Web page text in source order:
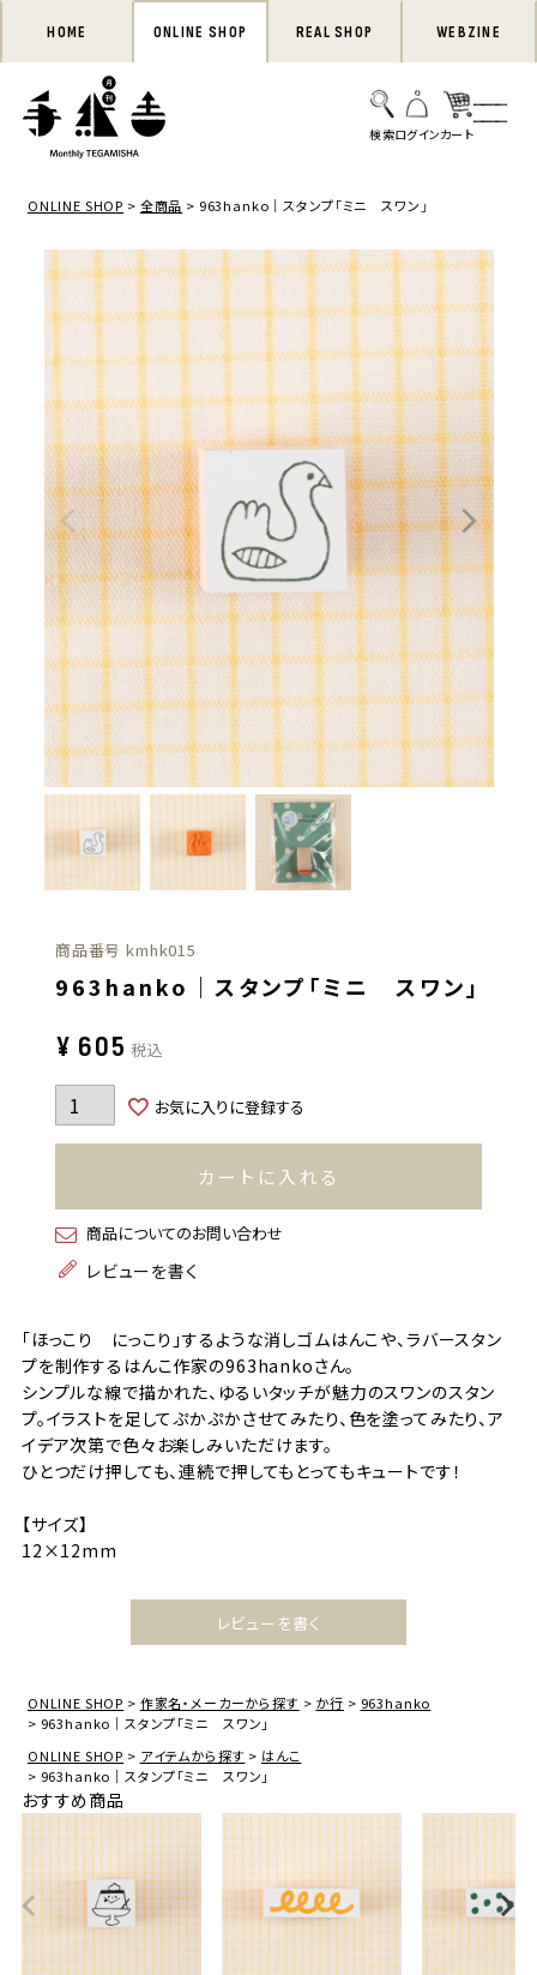
HOME ONLINE SHOP REAL SHOP WEBZINE
ONLINE SHOP 全商品 963hanko｜スタンプ「ミニ スワン」
商品番号 kmhk015
963hanko｜スタンプ「ミニ スワン」
¥ 605 税込
お気に入りに登録する
カートに入れる
商品についてのお問い合わせ
レビューを書く
「ほっこり にっこり」するような消しゴムはんこや、ラバースタン
プを制作するはんこ作家の963hankoさん。
シンプルな線で描かれた、ゆるいタッチが魅力のスワンのスタン
プ。イラストを足してぷかぷかさせてみたり、色を塗ってみたり、ア
イデア次第で色々お楽しみいただけます。
ひとつだけ押しても、連続で押してもとってもキュートです！
【サイズ】
12×12mm
レビューを書く
ONLINE SHOP 作家名・メーカーから探す か行
963hanko
963hanko｜スタンプ「ミニ スワン」
ONLINE SHOP
アイテムから探す
はんこ
963hanko｜スタンプ「ミニ スワン」
おすすめ商品